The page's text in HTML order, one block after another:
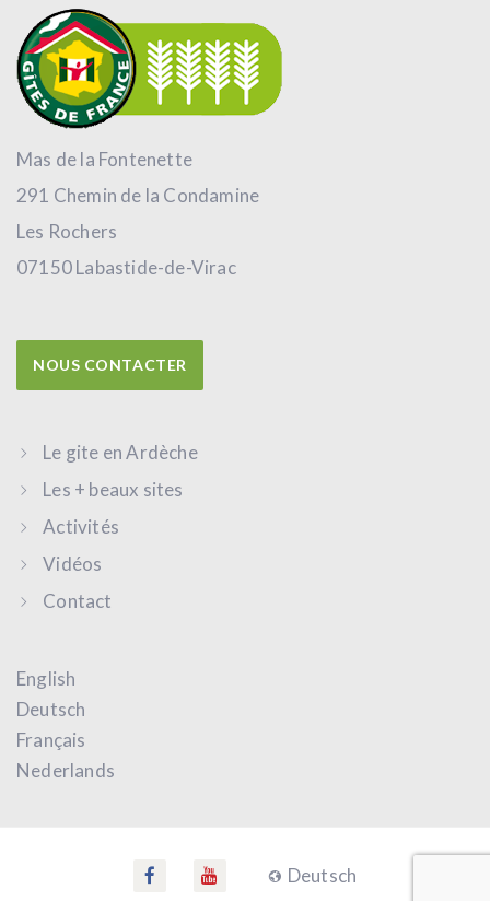
Mas de la Fontenette
291 Chemin de la Condamine
Les Rochers
07150 Labastide-de-Virac
NOUS CONTACTER
Le gite en Ardèche
Les + beaux sites
Activités
Vidéos
Contact
English
Deutsch
Français
Nederlands
Deutsch